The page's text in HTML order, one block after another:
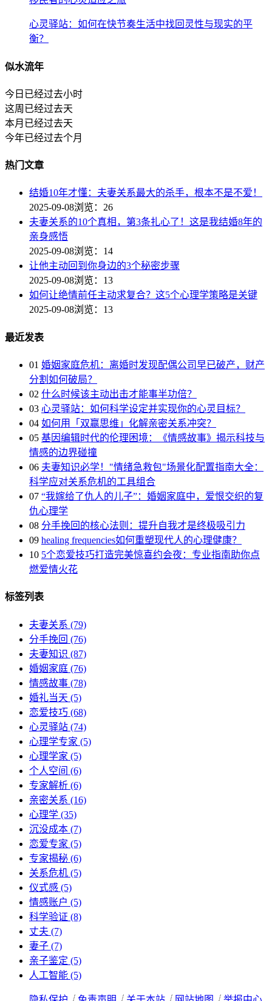
心灵驿站：如何在快节奏生活中找回灵性与现实的平
衡？
似水流年
今日已经过去小时
这周已经过去天
本月已经过去天
今年已经过去个月
热门文章
结婚10年才懂：夫妻关系最大的杀手，根本不是不爱！
2025-09-08浏览：26
夫妻关系的10个真相，第3条扎心了！这是我结婚8年的
亲身感悟
2025-09-08浏览：14
让他主动回到你身边的3个秘密步骤
2025-09-08浏览：13
如何让绝情前任主动求复合？这5个心理学策略是关键
2025-09-08浏览：13
最近发表
01 婚姻家庭危机：离婚时发现配偶公司早已破产，财产
分割如何破局？
02 什么时候该主动出击才能事半功倍？
03 心灵驿站：如何科学设定并实现你的心灵目标？
04 如何用「双赢思维」化解亲密关系冲突？
05 基因编辑时代的伦理困境：《情感故事》揭示科技与
情感的边界碰撞
06 夫妻知识必学！"情绪急救包"场景化配置指南大全：
科学应对关系危机的工具组合
07 “我嫁给了仇人的儿子”：婚姻家庭中，爱恨交织的复
仇心理学
08 分手挽回的核心法则：提升自我才是终极吸引力
09 healing frequencies如何重塑现代人的心理健康？
10 5个恋爱技巧打造完美惊喜约会夜：专业指南助你点
燃爱情火花
标签列表
夫妻关系 (79)
分手挽回 (76)
夫妻知识 (87)
婚姻家庭 (76)
情感故事 (78)
婚礼当天 (5)
恋爱技巧 (68)
心灵驿站 (74)
心理学专家 (5)
心理学家 (5)
个人空间 (6)
专家解析 (6)
亲密关系 (16)
心理学 (35)
沉没成本 (7)
恋爱专家 (5)
专家揭秘 (6)
关系危机 (5)
仪式感 (5)
情感账户 (5)
科学验证 (8)
丈夫 (7)
妻子 (7)
亲子鉴定 (5)
人工智能 (5)